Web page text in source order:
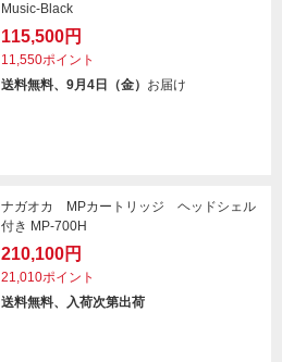
Music-Black
115,500円
11,550ポイント
送料無料、9月4日（金） お届け
ナガオカ MPカートリッジ ヘッドシェル
付き MP-700H
210,100円
21,010ポイント
送料無料、入荷次第出荷